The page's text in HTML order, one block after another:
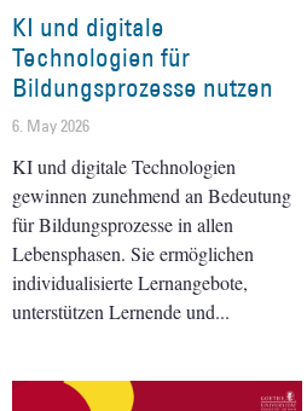
KI und digitale
Technologien für
Bildungsprozesse nutzen
6. May 2026
KI und digitale Technologien
gewinnen zunehmend an Bedeutung
für Bildungsprozesse in allen
Lebensphasen. Sie ermöglichen
individualisierte Lernangebote,
unterstützen Lernende und